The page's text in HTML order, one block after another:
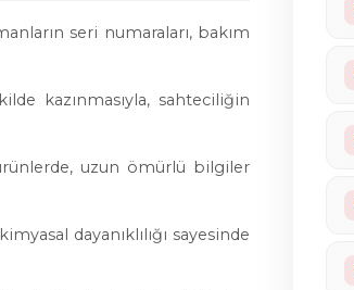
seri numaraları, bakım
kazınmasıyla, sahteciliğin
uzun ömürlü bilgiler
dayanıklılığı sayesinde